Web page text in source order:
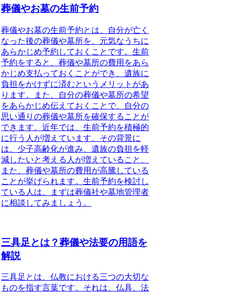
葬儀やお墓の生前予約
葬儀やお墓の生前予約とは、自分が亡く
なった後の葬儀や墓所を、元気なうちに
あらかじめ予約しておくことです。生前
予約をすると、葬儀や墓所の費用をあら
かじめ支払っておくことができ、遺族に
負担をかけずに済むというメリットがあ
ります。また、自分の葬儀や墓所の希望
をあらかじめ伝えておくことで、自分の
思い通りの葬儀や墓所を確保することが
できます。近年では、生前予約を積極的
に行う人が増えています。その背景に
は、少子高齢化が進み、遺族の負担を軽
減したいと考える人が増えていること、
また、葬儀や墓所の費用が高騰している
ことが挙げられます。生前予約を検討し
ている人は、まずは葬儀社や墓地管理者
に相談してみましょう。
三具足とは？葬儀や法要の用語を
解説
三具足とは、仏教における三つの大切な
ものを指す言葉です。それは、仏具、法